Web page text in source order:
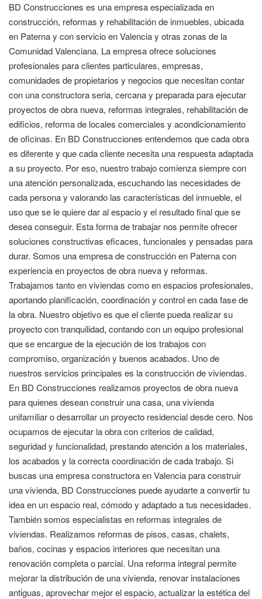
BD Construcciones es una empresa especializada en
construcción, reformas y rehabilitación de inmuebles, ubicada
en Paterna y con servicio en Valencia y otras zonas de la
Comunidad Valenciana. La empresa ofrece soluciones
profesionales para clientes particulares, empresas,
comunidades de propietarios y negocios que necesitan contar
con una constructora seria, cercana y preparada para ejecutar
proyectos de obra nueva, reformas integrales, rehabilitación de
edificios, reforma de locales comerciales y acondicionamiento
de oficinas. En BD Construcciones entendemos que cada obra
es diferente y que cada cliente necesita una respuesta adaptada
a su proyecto. Por eso, nuestro trabajo comienza siempre con
una atención personalizada, escuchando las necesidades de
cada persona y valorando las características del inmueble, el
uso que se le quiere dar al espacio y el resultado final que se
desea conseguir. Esta forma de trabajar nos permite ofrecer
soluciones constructivas eficaces, funcionales y pensadas para
durar. Somos una empresa de construcción en Paterna con
experiencia en proyectos de obra nueva y reformas.
Trabajamos tanto en viviendas como en espacios profesionales,
aportando planificación, coordinación y control en cada fase de
la obra. Nuestro objetivo es que el cliente pueda realizar su
proyecto con tranquilidad, contando con un equipo profesional
que se encargue de la ejecución de los trabajos con
compromiso, organización y buenos acabados. Uno de
nuestros servicios principales es la construcción de viviendas.
En BD Construcciones realizamos proyectos de obra nueva
para quienes desean construir una casa, una vivienda
unifamiliar o desarrollar un proyecto residencial desde cero. Nos
ocupamos de ejecutar la obra con criterios de calidad,
seguridad y funcionalidad, prestando atención a los materiales,
los acabados y la correcta coordinación de cada trabajo. Si
buscas una empresa constructora en Valencia para construir
una vivienda, BD Construcciones puede ayudarte a convertir tu
idea en un espacio real, cómodo y adaptado a tus necesidades.
También somos especialistas en reformas integrales de
viviendas. Realizamos reformas de pisos, casas, chalets,
baños, cocinas y espacios interiores que necesitan una
renovación completa o parcial. Una reforma integral permite
mejorar la distribución de una vivienda, renovar instalaciones
antiguas, aprovechar mejor el espacio, actualizar la estética del